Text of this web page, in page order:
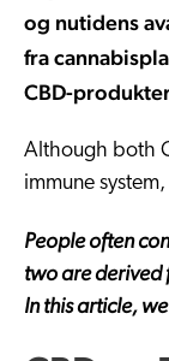
og nutidens
fra
CBD-
Although both
immune
People often
two are derived
In this article,